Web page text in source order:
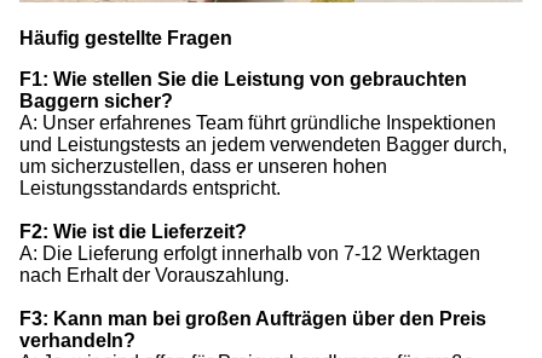
Häufig gestellte Fragen
F1: Wie stellen Sie die Leistung von gebrauchten
Baggern sicher?
A: Unser erfahrenes Team führt gründliche Inspektionen
und Leistungstests an jedem verwendeten Bagger durch,
um sicherzustellen, dass er unseren hohen
Leistungsstandards entspricht.
F2: Wie ist die Lieferzeit?
A: Die Lieferung erfolgt innerhalb von 7-12 Werktagen
nach Erhalt der Vorauszahlung.
F3: Kann man bei großen Aufträgen über den Preis
verhandeln?